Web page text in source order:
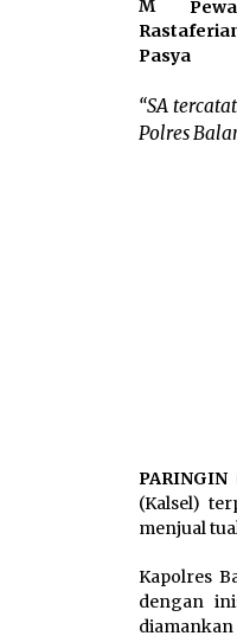
“SA
Polres
(Kalsel)
menjual
Kapolres
dengan
diamankan